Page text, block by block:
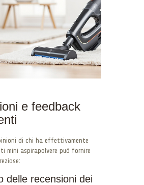
e feedback
di chi ha effettivamente
mini aspirapolvere può fornire
delle recensioni dei